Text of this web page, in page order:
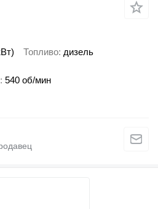
Топливо дизель
540 об/мин